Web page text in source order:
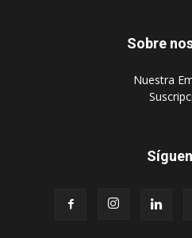
Sobre
‎Nuestra